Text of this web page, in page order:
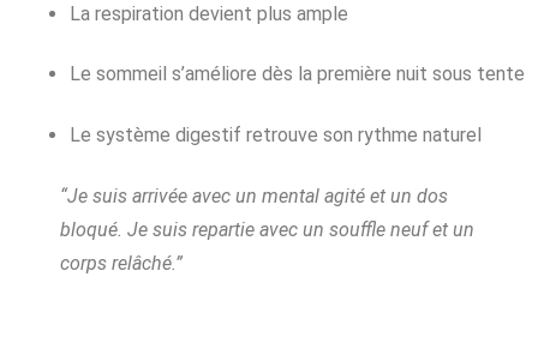
La respiration devient plus ample
Le sommeil s’améliore dès la première nuit sous tente
Le système digestif retrouve son rythme naturel
“Je suis arrivée avec un mental agité et un dos
bloqué. Je suis repartie avec un souffle neuf et un
corps relâché.”